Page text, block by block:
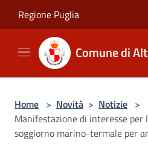
Regione Puglia
Comune di
Home > Novità > Notizie >
Manifestazione di interesse per
soggiorno marino-termale per